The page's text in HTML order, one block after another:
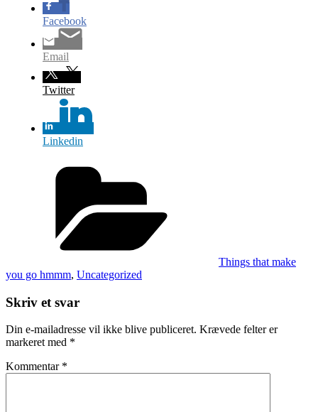
Facebook
Email
Twitter
Linkedin
Things that make
you go hmmm, Uncategorized
Skriv et svar
Din e-mailadresse vil ikke blive publiceret. Krævede felter er
markeret med *
Kommentar *